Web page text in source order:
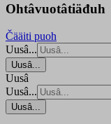
Ohtâvuotâtiäđuh
Čääiti puoh
Uusâ...
Uusâ...
Uusâ
Uusâ...
Uusâ...